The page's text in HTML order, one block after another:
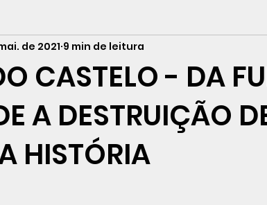
CASTELO - DA
A DESTRUIÇÃO
HISTÓRIA
de 2021 9 min de leitura